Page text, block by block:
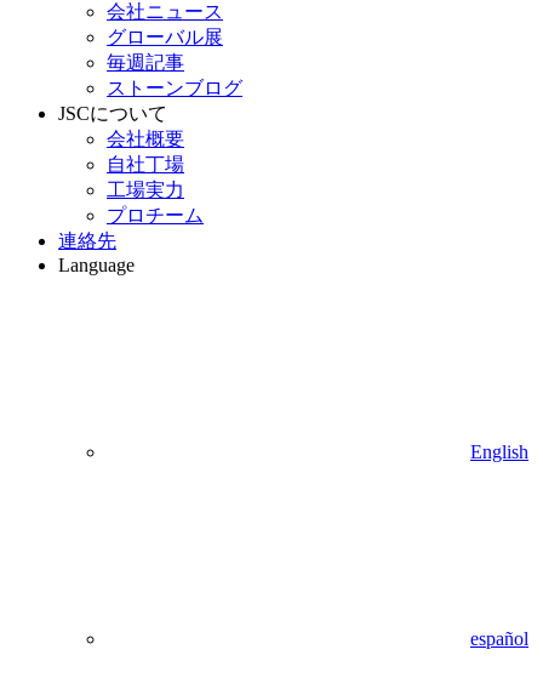
会社ニュース
グローバル展
毎週記事
ストーンブログ
JSCについて
会社概要
自社丁場
工場実力
プロチーム
連絡先
Language
English
español